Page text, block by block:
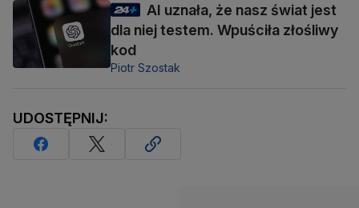
AI uznała, że nasz świat jest
dla niej testem. Wpuściła złośliwy
kod
Piotr Szostak
UDOSTĘPNIJ: